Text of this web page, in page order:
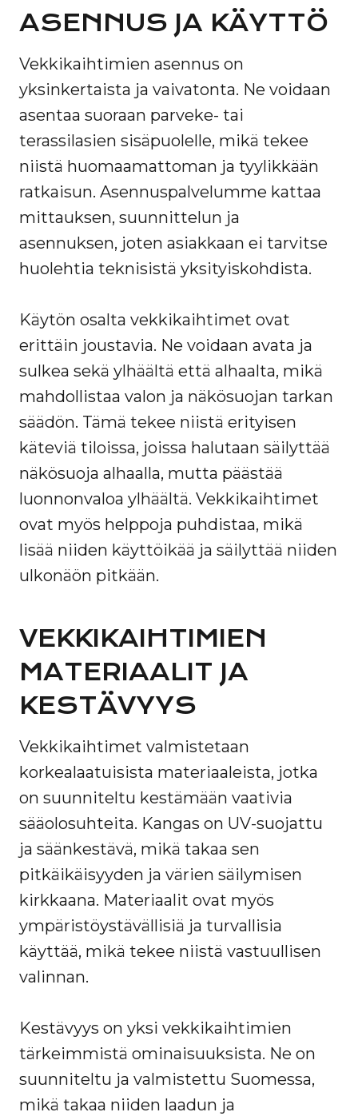
ASENNUS JA KÄYTTÖ
Vekkikaihtimien asennus on
yksinkertaista ja vaivatonta. Ne voidaan
asentaa suoraan parveke- tai
terassilasien sisäpuolelle, mikä tekee
niistä huomaamattoman ja tyylikkään
ratkaisun. Asennuspalvelumme kattaa
mittauksen, suunnittelun ja
asennuksen, joten asiakkaan ei tarvitse
huolehtia teknisistä yksityiskohdista.
Käytön osalta vekkikaihtimet ovat
erittäin joustavia. Ne voidaan avata ja
sulkea sekä ylhäältä että alhaalta, mikä
mahdollistaa valon ja näkösuojan tarkan
säädön. Tämä tekee niistä erityisen
käteviä tiloissa, joissa halutaan säilyttää
näkösuoja alhaalla, mutta päästää
luonnonvaloa ylhäältä. Vekkikaihtimet
ovat myös helppoja puhdistaa, mikä
lisää niiden käyttöikää ja säilyttää niiden
ulkonäön pitkään.
VEKKIKAIHTIMIEN
MATERIAALIT JA
KESTÄVYYS
Vekkikaihtimet valmistetaan
korkealaatuisista materiaaleista, jotka
on suunniteltu kestämään vaativia
sääolosuhteita. Kangas on UV-suojattu
ja säänkestävä, mikä takaa sen
pitkäikäisyyden ja värien säilymisen
kirkkaana. Materiaalit ovat myös
ympäristöystävällisiä ja turvallisia
käyttää, mikä tekee niistä vastuullisen
valinnan.
Kestävyys on yksi vekkikaihtimien
tärkeimmistä ominaisuuksista. Ne on
suunniteltu ja valmistettu Suomessa,
mikä takaa niiden laadun ja